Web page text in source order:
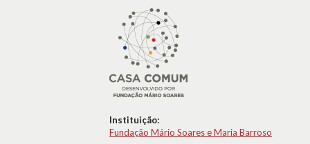
Instituição:
Fundação Mário Soares e Maria Barroso